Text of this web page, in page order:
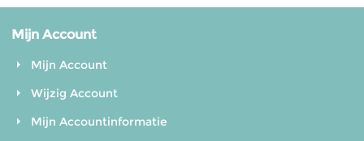
Mijn Account
Mijn Account
Wijzig Account
Mijn Accountinformatie